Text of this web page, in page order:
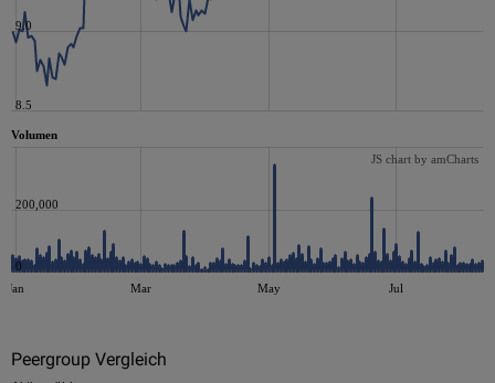
8.5
9.0
Volumen
Jan Mar May Jul
0
200,000
JS chart by amCharts
JS chart by amCharts
Peergroup Vergleich